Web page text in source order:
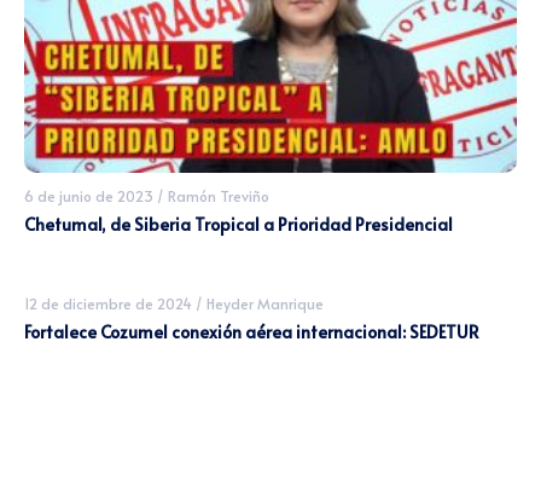
6 de junio de 2023 / Ramón Treviño
Chetumal, de Siberia Tropical a Prioridad Presidencial
12 de diciembre de 2024 / Heyder Manrique
Fortalece Cozumel conexión aérea internacional: SEDETUR